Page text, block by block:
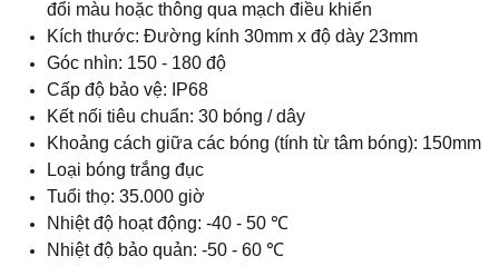
đổi màu hoặc thông qua mạch điều khiển
Kích thước: Đường kính 30mm x độ dày 23mm
Góc nhìn: 150 - 180 độ
Cấp độ bảo vệ: IP68
Kết nối tiêu chuẩn: 30 bóng / dây
Khoảng cách giữa các bóng (tính từ tâm bóng): 150mm
Loại bóng trắng đục
Tuổi thọ: 35.000 giờ
Nhiệt độ hoạt động: -40 - 50 ℃
Nhiệt độ bảo quản: -50 - 60 ℃